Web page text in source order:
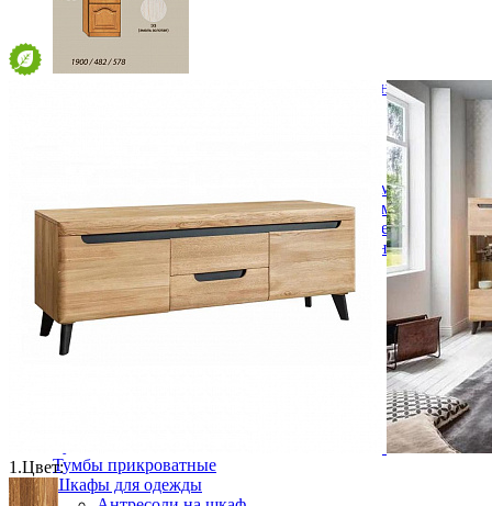
Модульная гостиная Вилия-М Шкаф комбинированный
Деревянные кровати с подъемным механизмом
Кровати односпальные с подъемным механизмом
Кровати двуспальные с подъемным механизмом
Кровати полутороспальные с подъемным
Зеркала
Комоды
Кровати двуспальные
Кровати металлические
Кровати односпальные
Тумбы прикроватные
Шкафы для одежды
1.Цвет: